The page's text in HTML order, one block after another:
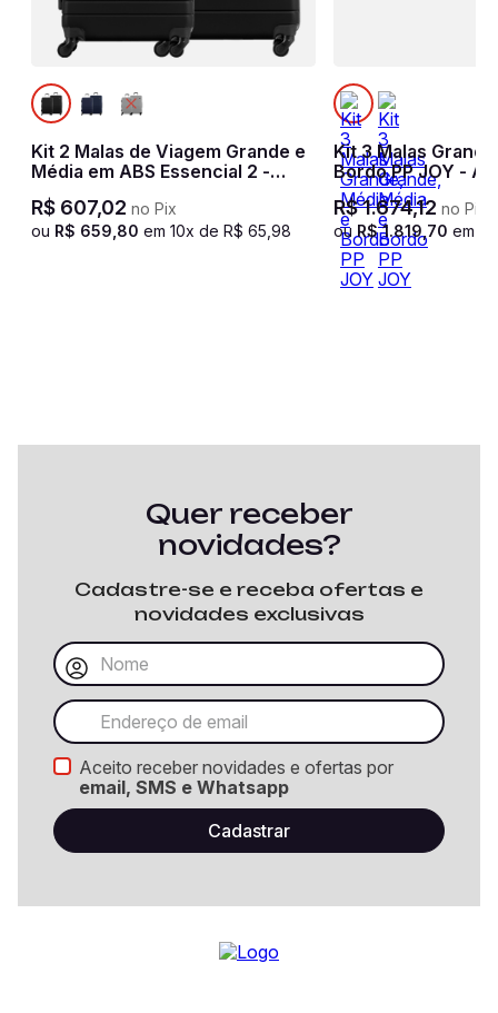
Kit 2 Malas de Viagem Grande e
Média em ABS Essencial 2 -
R$ 607,02 no Pix
ou R$ 659 80 em 10x de R$ 65 98
Kit 3 Malas
Bordo PP JOY -
R$1.674,12 no Pix
ou R$ 1.819 70 em
Quer receber
novidades?
Cadastre-se e receba ofertas e
novidades exclusivas
Aceito receber novidades e ofertas por
email, SMS e Whatsapp